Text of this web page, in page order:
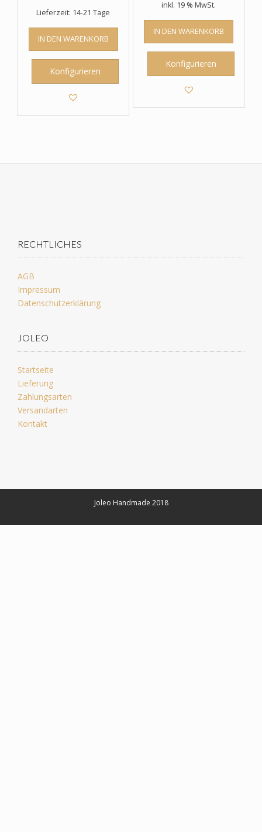
Lieferzeit: 14-21 Tage
IN DEN WARENKORB
Konfigurieren
inkl. 19 % MwSt.
IN DEN WARENKORB
Konfigurieren
RECHTLICHES
AGB
Impressum
Datenschutzerklärung
JOLEO
Startseite
Lieferung
Zahlungsarten
Versandarten
Kontakt
Joleo Handmade 2018